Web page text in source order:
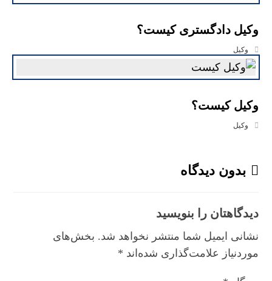
وکیل دادگستری کیست؟
وکیل
وکیل کیست؟
وکیل
بدون دیدگاه
دیدگاهتان را بنویسید
نشانی ایمیل شما منتشر نخواهد شد. بخش‌های
موردنیاز علامت‌گذاری شده‌اند *